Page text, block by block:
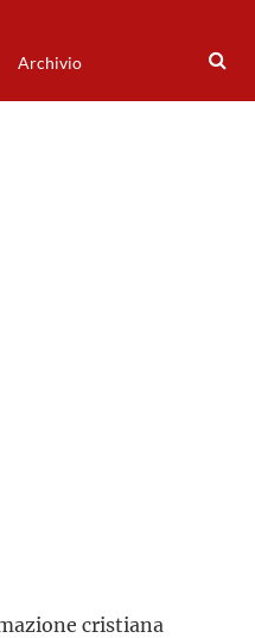
Archivio
cristiana